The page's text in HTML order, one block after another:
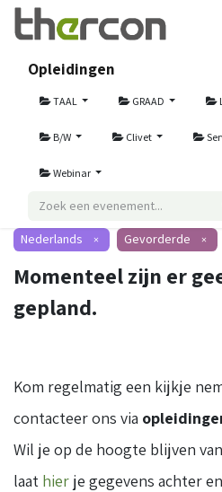
Opleidingen
TAAL GRAAD
B/W Clivet
Webinar
Nederlands × Gevorderde ×
Momenteel zijn er
gepland.
Kom regelmatig een kijkje
contacteer ons via
Wil je op de hoogte blijven
laat hier je gegevens achter